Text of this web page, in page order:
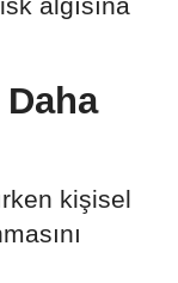
Daha
kişisel